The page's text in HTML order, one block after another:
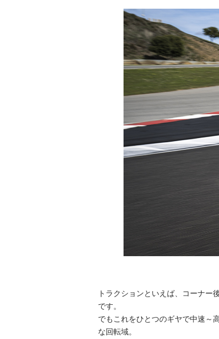
トラクションといえば、コーナー
です。
でもこれをひとつのギヤで中速～
な回転域。